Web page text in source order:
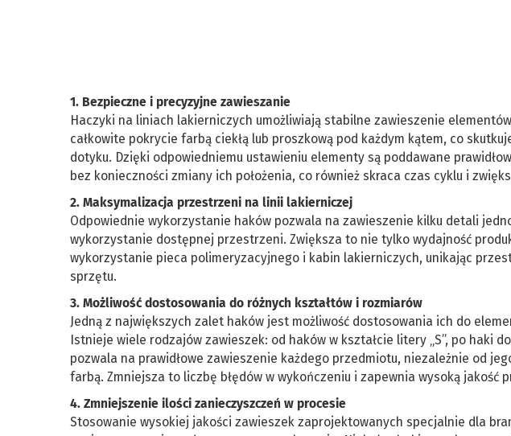
1. Bezpieczne i precyzyjne zawieszanie
Haczyki na liniach lakierniczych umożliwiają stabilne zawieszenie
całkowite pokrycie farbą ciekłą lub proszkową pod każdym kątem, co
dotyku. Dzięki odpowiedniemu ustawieniu elementy są poddawane
bez konieczności zmiany ich położenia, co również skraca czas cyklu i
2. Maksymalizacja przestrzeni na linii lakierniczej
Odpowiednie wykorzystanie haków pozwala na zawieszenie kilku detali
wykorzystanie dostępnej przestrzeni. Zwiększa to nie tylko wydajność
wykorzystanie pieca polimeryzacyjnego i kabin lakierniczych, unikając
sprzętu.
3. Możliwość dostosowania do różnych kształtów i rozmiarów
Jedną z największych zalet haków jest możliwość dostosowania ich do
Istnieje wiele rodzajów zawieszek: od haków w kształcie litery „S”, po haki
pozwala na prawidłowe zawieszenie każdego przedmiotu, niezależnie od
farbą. Zmniejsza to liczbę błędów w wykończeniu i zapewnia wysoką jakość
4. Zmniejszenie ilości zanieczyszczeń w procesie
Stosowanie wysokiej jakości zawieszek zaprojektowanych specjalnie dla